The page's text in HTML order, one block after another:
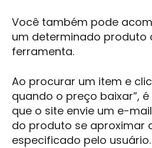
Você também pode
um determinado produto
ferramenta.
Ao procurar um item e
quando o preço baixar”,
que o site envie um e-
do produto se aproximar
especificado pelo usuário.